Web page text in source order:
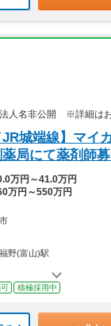
人名非公開 ※詳細はお
JR城端線】マ
局にて薬剤師
万円～41.0万円
万円～550万円
野(富山)駅
積極採用中